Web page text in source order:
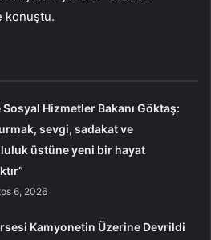
konuştu.
Sosyal Hizmetler Bakanı Göktaş:
sevgi, sadakat ve
üstüne yeni bir hayat
6, 2026
Kamyonetin Üzerine Devrildi